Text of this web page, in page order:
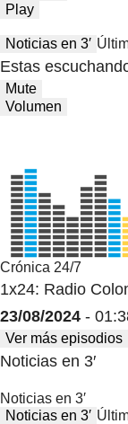
Play
Noticias en 3′
Estas
Mute
Volumen
Crónica 24/7
1x24: Radio
23/08/2024 -
Ver más episodios
Noticias en 3′
Noticias en 3′
Noticias en 3′